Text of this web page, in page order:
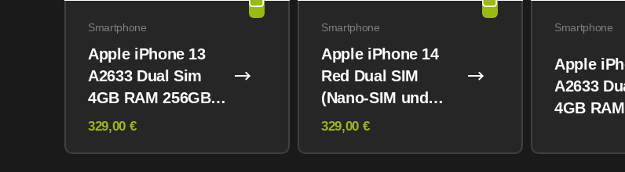
Smartphone
Apple iPhone 13
A2633 Dual Sim
4GB RAM 256GB
Midnight
329,00 €
Smartphone
Apple iPhone 14
Red Dual SIM
(Nano-SIM und
eSIM) 128GB
329,00 €
Smartphone
Apple
A2633
4GB